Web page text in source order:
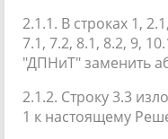
2.1.1. В строках 1,
7.1, 7.2, 8.1, 8.2, 9,
"ДПНиТ" заменить
2.1.2. Строку 3.3
1 к настоящему